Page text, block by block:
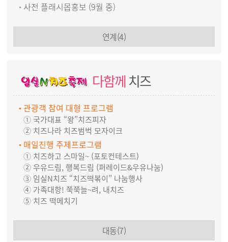
사전 플래시몹홍보 (9월 중)
연계(4)
다함께치즈
관광객 참여 대형 프로그램
① 국가대표 “왕”치즈피자
② 치즈나라 치즈범벅 모자이크
매일진행 주제프로그램
① 치즈하고 스마일~ (포토컨테스트)
② 우유드림, 행복드림 (퍼레이드&우유나눔)
③ 임실N치즈 “치즈떡볶이” 나눔행사
④ 가족대항! 쭉쭉늘~려, 내치즈
⑤ 치즈 떡메치기
대동(7)